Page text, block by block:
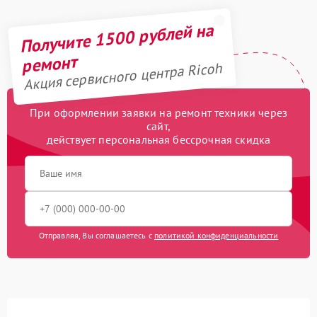
Получите 1500 рублей на
ремонт
Акция сервисного центра Ricoh
При оформлении заявки на ремонт техники через
сайт,
действует персональная бессрочная скидка
Отправляя, Вы соглашаетесь с политикой конфиденциальности